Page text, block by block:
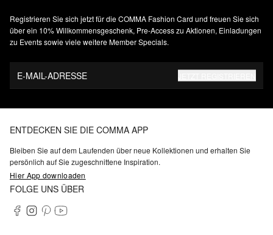
Registrieren Sie sich jetzt für die COMMA Fashion Card und freuen Sie sich
über ein 10% Willkommensgeschenk, Pre-Access zu Aktionen, Einladungen
zu Events sowie viele weitere Member Specials.
E-MAIL-ADRESSE
ENTDECKEN SIE DIE COMMA APP
Bleiben Sie auf dem Laufenden über neue Kollektionen und erhalten Sie
persönlich auf Sie zugeschnittene Inspiration.
Hier App downloaden
FOLGE UNS ÜBER